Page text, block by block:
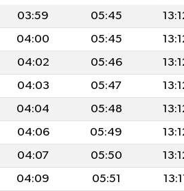
03:59 05:45
04:00 05:45
04:02 05:46
04:03 05:47
04:04 05:48
04:06 05:49
04:07 05:50
04:09 05:51 13:11